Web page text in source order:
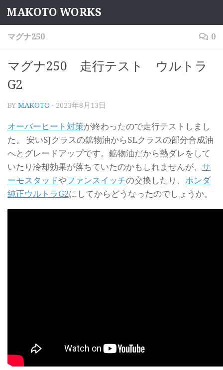
コンテンツへスキップ
MAKOTO WORKS
マグナ250 0
マグナ250 走行テスト ウルトラ
G2
BY MAKOTO · 2023年8月13日
オーバーヒート対策が終わったので走行テストしまし
た。 安いSJクラスの鉱物油からSLクラスの部分合成油
へとグレードアップです。鉱物油だから熱ダレをして
いたり冷却効果が落ちていたのかもしれませんが、 サ
ーモスタッドやファンスイッチの交換したり、 ホンダ
純正ウルトラG2にしてからどうなったのでしょうか。